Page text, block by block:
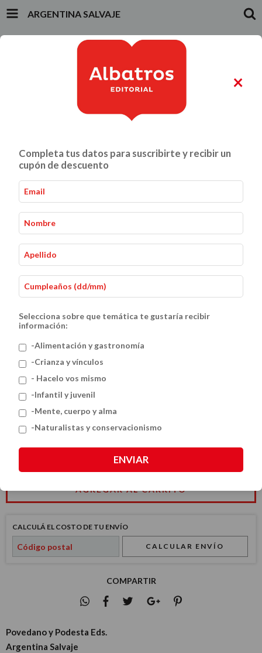
ARGENTINA SALVAJE
PRODUCTOS
ALIMENTACIÓN Y GASTRONOMÍA
Inicio - Naturaleza y Conservacionismo - Argentina Salvaje
Argentina Salvaje
$212.99 USD
CALCULÁ EL COSTO DE TU ENVÍO
CALCULAR ENVÍO
COMPARTIR
Povedano y Podesta Eds.
Argentina Salvaje
×
Completa tus datos para suscribirte y recibir un
cupón de descuento
Selecciona sobre que temática te gustaría recibir
información:
-Alimentación y gastronomía
-Crianza y vínculos
- Hacelo vos mismo
-Infantil y juvenil
-Mente, cuerpo y alma
-Naturalistas y conservacionismo
ENVIAR